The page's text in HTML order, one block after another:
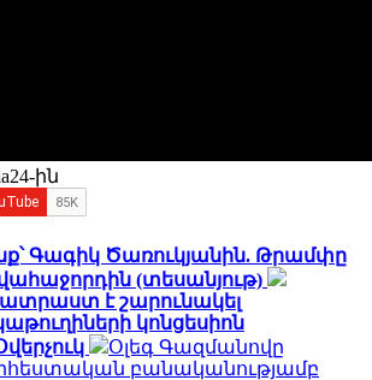
ին
Գագիկ Ծառուկյանին. Թրամփը
(տեսանյութ)
է շարունակել
կոնցեսիոն
Օլեգ Գազմանովը
բանականությամբ